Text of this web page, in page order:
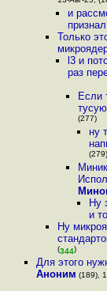
и
Только
l3 и
раз
Если
(277)
ну
(279)
Ну
и
Ну
(344)
Для этого
Аноним (189),